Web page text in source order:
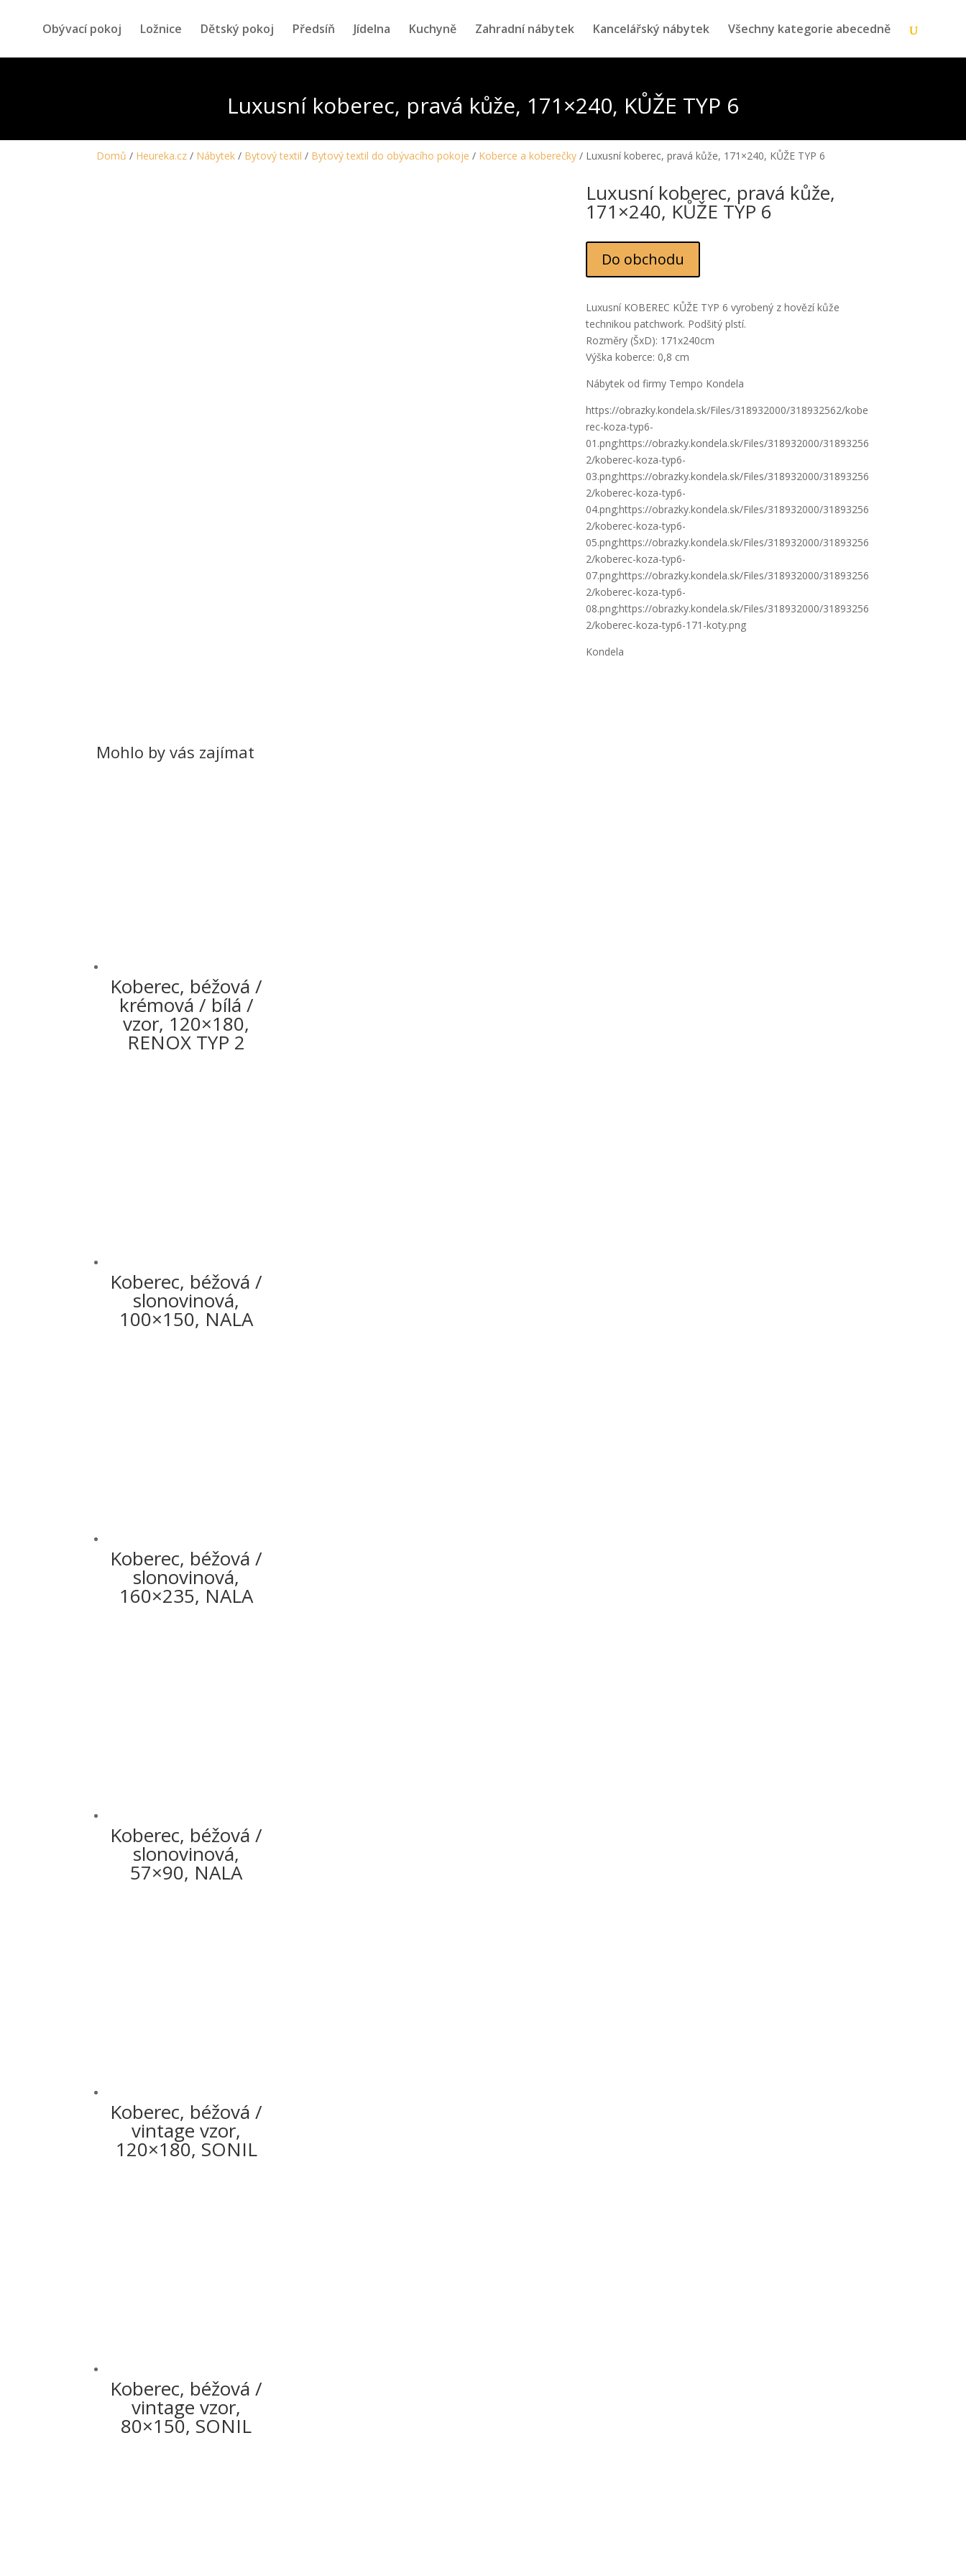
Obývací pokoj Ložnice Dětský pokoj Předsíň Jídelna Kuchyně Zahradní nábytek Kancelářský nábytek Všechny kategorie abecedně
Luxusní koberec, pravá kůže, 171×240, KŮŽE TYP 6
Domů / Heureka.cz / Nábytek / Bytový textil / Bytový textil do obývacího pokoje / Koberce a koberečky / Luxusní koberec, pravá kůže, 171×240, KŮŽE TYP 6
Luxusní koberec, pravá kůže,
171×240, KŮŽE TYP 6
Do obchodu
Luxusní KOBEREC KŮŽE TYP 6 vyrobený z hovězí kůže
technikou patchwork. Podšitý plstí.
Rozměry (ŠxD): 171x240cm
Výška koberce: 0,8 cm
Nábytek od firmy Tempo Kondela
https://obrazky.kondela.sk/Files/318932000/318932562/kobe
rec-koza-typ6-
01.png;https://obrazky.kondela.sk/Files/318932000/31893256
2/koberec-koza-typ6-
03.png;https://obrazky.kondela.sk/Files/318932000/31893256
2/koberec-koza-typ6-
04.png;https://obrazky.kondela.sk/Files/318932000/31893256
2/koberec-koza-typ6-
05.png;https://obrazky.kondela.sk/Files/318932000/31893256
2/koberec-koza-typ6-
07.png;https://obrazky.kondela.sk/Files/318932000/31893256
2/koberec-koza-typ6-
08.png;https://obrazky.kondela.sk/Files/318932000/31893256
2/koberec-koza-typ6-171-koty.png
Kondela
Mohlo by vás zajímat
Koberec, béžová /
krémová / bílá /
vzor, 120×180,
RENOX TYP 2
Koberec, béžová /
slonovinová,
100×150, NALA
Koberec, béžová /
slonovinová,
160×235, NALA
Koberec, béžová /
slonovinová,
57×90, NALA
Koberec, béžová /
vintage vzor,
120×180, SONIL
Koberec, béžová /
vintage vzor,
80×150, SONIL